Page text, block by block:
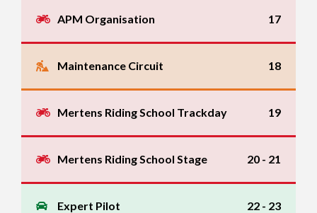
APM Organisation 17
Maintenance Circuit 18
Mertens Riding School Trackday 19
Mertens Riding School Stage 20 - 21
Expert Pilot 22 - 23